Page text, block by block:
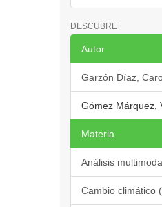
DESCUBRE
Autor
Garzón Díaz,
Gómez Márquez,
Materia
Análisis
Cambio climático